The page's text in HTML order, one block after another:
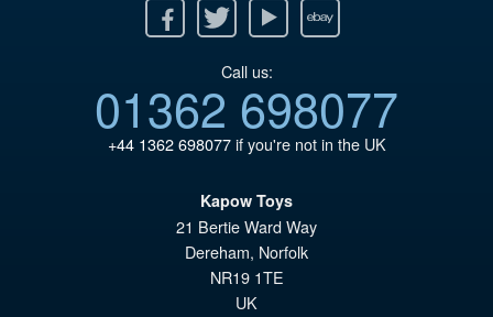
Twitter Youtube Ebay
Call us:
01362 698077
+44 1362 698077if you're not in the UK
Kapow Toys
21 Bertie Ward Way
Dereham, Norfolk
NR19 1TE
UK